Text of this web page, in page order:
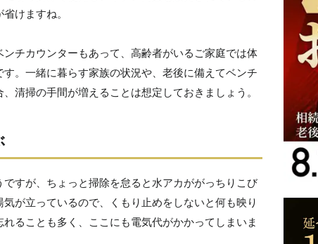
けますね。
チカウンターもあって、高齢者がいるご家庭では体
。一緒に暮らす家族の状況や、老後に備えてベンチ
清掃の手間が増えることは想定しておきましょう。
すが、ちょっと掃除を怠ると水アカががっちりこび
が立っているので、くもり止めをしないと何も映り
ることも多く、ここにも電気代がかかってしまいま